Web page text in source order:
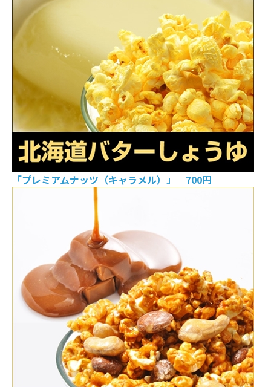
「プレミアムナッツ（キャラメル）」 700円